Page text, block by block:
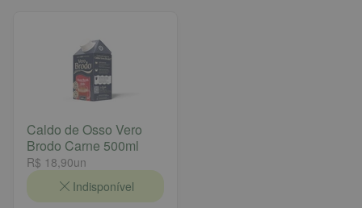
Caldo de Osso Vero
Brodo Carne 500ml
R$ 18,90un
Indisponível